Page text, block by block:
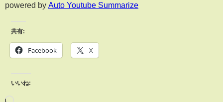
powered by Auto Youtube Summarize
共有:
Facebook X
いいね: